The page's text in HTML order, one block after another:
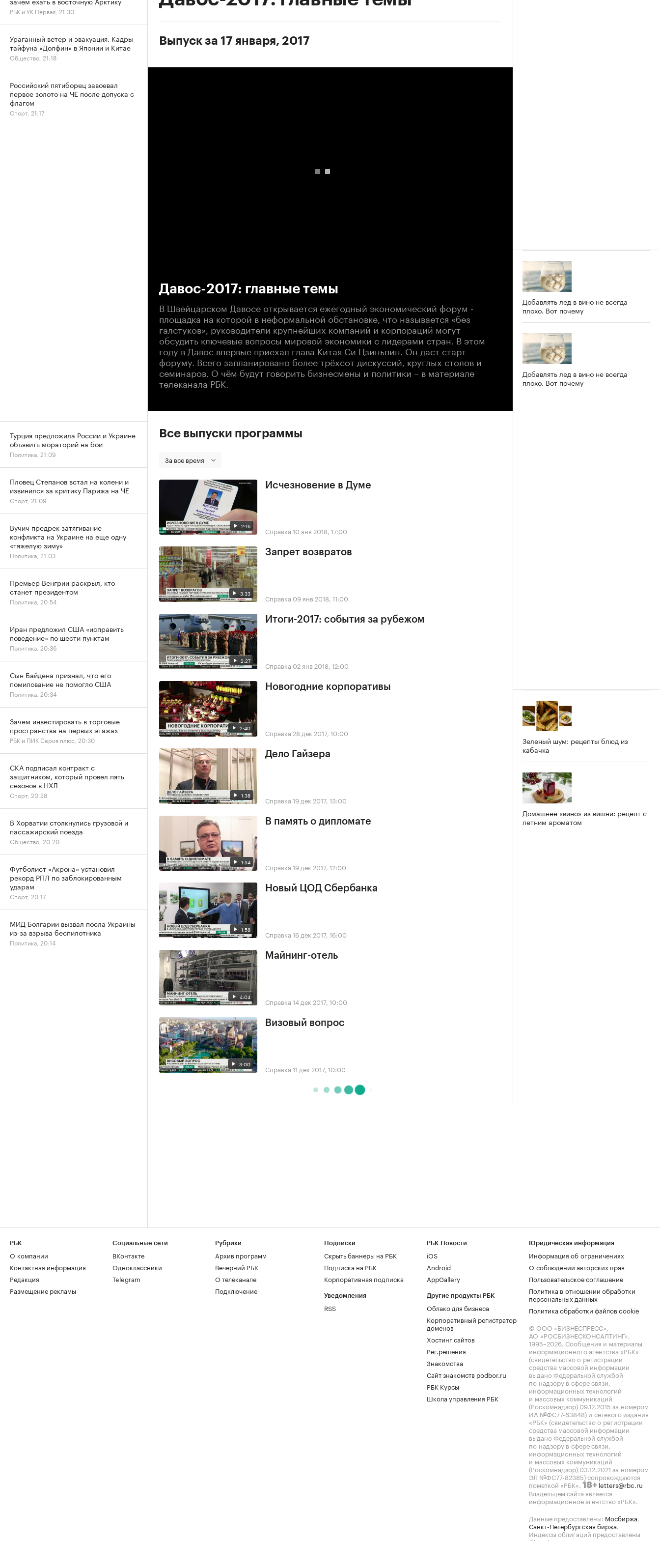
Выпуск за 17 января, 2017
Давос-2017: главные темы
В Швейцарском Давосе открывается ежегодный экономический форум -
площадка на которой в неформальной обстановке, что называется «без
галстуков», руководители крупнейших компаний и корпораций могут
обсудить ключевые вопросы мировой экономики с лидерами стран. В этом
году в Давос впервые приехал глава Китая Си Цзиньпин. Он даст старт
форуму. Всего запланировано более трёхсот дискуссий, круглых столов и
семинаров. О чём будут говорить бизнесмены и политики – в материале
телеканала РБК.
Все выпуски программы
За все время
2:16
Исчезновение в Думе
Справка 10 янв 2018, 17:00
3:33
Запрет возвратов
Справка 09 янв 2018, 11:00
2:27
Итоги-2017: события за рубежом
Справка 02 янв 2018, 12:00
2:40
Новогодние корпоративы
Справка 28 дек 2017, 10:00
1:38
Дело Гайзера
Справка 19 дек 2017, 13:00
1:54
В память о дипломате
Справка 19 дек 2017, 12:00
1:58
Новый ЦОД Сбербанка
Справка 16 дек 2017, 16:00
4:04
Майнинг-отель
Справка 14 дек 2017, 10:00
3:00
Визовый вопрос
Справка 11 дек 2017, 10:00
Добавлять лед в вино не всегда
плохо. Вот почему
Добавлять лед в вино не всегда
плохо. Вот почему
Зеленый шум: рецепты блюд из
кабачка
Домашнее «вино» из вишни: рецепт с
летним ароматом
РБК и УК Первая, 21:30
Ураганный ветер и эвакуация. Кадры
тайфуна «Долфин» в Японии и Китае
Общество, 21:18
Российский пятиборец завоевал
первое золото на ЧЕ после допуска с
флагом
Спорт, 21:17
Турция предложила России и Украине
объявить мораторий на бои
Политика, 21:09
Пловец Степанов встал на колени и
извинился за критику Парижа на ЧЕ
Спорт, 21:09
Вучич предрек затягивание
конфликта на Украине на еще одну
«тяжелую зиму»
Политика, 21:03
Премьер Венгрии раскрыл, кто
станет президентом
Политика, 20:54
Иран предложил США «исправить
поведение» по шести пунктам
Политика, 20:36
Сын Байдена признал, что его
помилование не помогло США
Политика, 20:34
Зачем инвестировать в торговые
пространства на первых этажах
РБК и ПИК Серия плюс, 20:30
СКА подписал контракт с
защитником, который провел пять
сезонов в НХЛ
Спорт, 20:28
В Хорватии столкнулись грузовой и
пассажирский поезда
Общество, 20:20
Футболист «Акрона» установил
рекорд РПЛ по заблокированным
ударам
Спорт, 20:17
МИД Болгарии вызвал посла Украины
из-за взрыва беспилотника
Политика, 20:14
РБК
О компании
Контактная информация
Редакция
Размещение рекламы
Социальные сети
ВКонтакте
Одноклассники
Telegram
Рубрики
Архив программ
Вечерний РБК
О телеканале
Подключение
Подписки
Скрыть баннеры на РБК
Подписка на РБК
Корпоративная подписка
Уведомления
RSS
РБК Новости
iOS
Android
AppGallery
Другие продукты РБК
Облако для бизнеса
Корпоративный регистратор
доменов
Хостинг сайтов
Рег.решения
Знакомства
Сайт знакомств podbor.ru
РБК Курсы
Школа управления РБК
Юридическая информация
Информация об ограничениях
О соблюдении авторских прав
Пользовательское соглашение
Политика в отношении обработки
персональных данных
Политика обработки файлов cookie
© ООО «БИЗНЕСПРЕСС»,
АО «РОСБИЗНЕСКОНСАЛТИНГ»,
1995–2026. Сообщения и материалы
информационного агентства «РБК»
(свидетельство о регистрации
средства массовой информации
выдано Федеральной службой
по надзору в сфере связи,
информационных технологий
и массовых коммуникаций
(Роскомнадзор) 09.12.2015 за номером
ИА №ФС77-63848) и сетевого издания
«РБК» (свидетельство о регистрации
средства массовой информации
выдано Федеральной службой
по надзору в сфере связи,
информационных технологий
и массовых коммуникаций
(Роскомнадзор) 03.12.2021 за номером
ЭЛ №ФС77-82385) сопровождаются
пометкой «РБК». 18+ letters@rbc.ru
Владельцем сайта является
информационное агентство «РБК».
Данные предоставлены: Мосбиржа,
Санкт-Петербургская биржа.
Индексы облигаций предоставлены